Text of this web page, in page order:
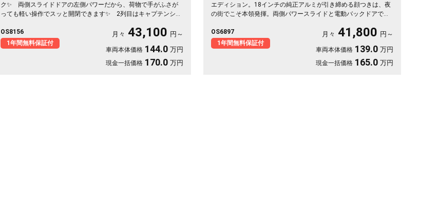
ク✨ 両側スライドドアの左側パワーだから、荷物で手がふさが
っても軽い操作でスッと開閉できます✨ 2列目はキャプテンシー
メラ付きで大きな車体でも駐車が安心です👍 仲間との遠出も、
仕事道具の積み込みも、この一台で快適にこなせます🎵 細部ま
で丁寧に手入れされた綺麗な一台、《1年保証付》で毎日を支えま
OS8156
1年間無料保証付
月々 43,100 円～
車両本体価格 144.0 万円
現金一括価格 170.0 万円
エディション。18インチの純正アルミが引き締める顔つきは、夜
の街でこそ本領発揮。両側パワースライドと電動バックドアで乗
で、仕事帰りの移動も一気にくつろぎ空間に変わります。フリッ
プダウンモニターで後席の時間も特別に。長く付き合える一台と
して《1年保証付》でお渡しします🚗✨💎💺😎
OS6897
1年間無料保証付
月々 41,800 円～
車両本体価格 139.0 万円
現金一括価格 165.0 万円